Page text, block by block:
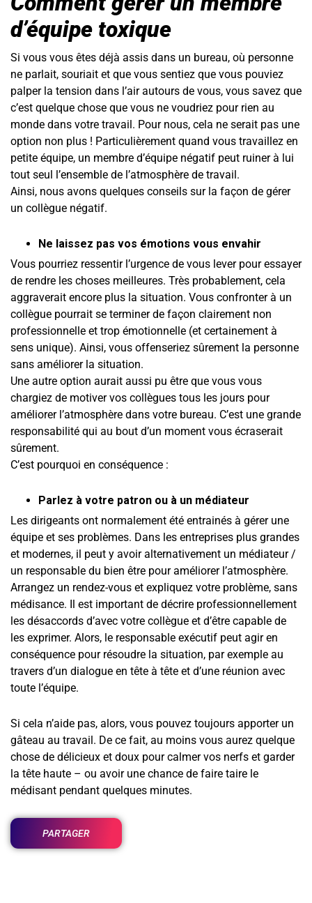
d’équipe toxique
Si vous vous êtes déjà assis dans un bureau, où personne
ne parlait, souriait et que vous sentiez que vous pouviez
palper la tension dans l’air autours de vous, vous savez que
c’est quelque chose que vous ne voudriez pour rien au
monde dans votre travail. Pour nous, cela ne serait pas une
option non plus ! Particulièrement quand vous travaillez en
petite équipe, un membre d’équipe négatif peut ruiner à lui
tout seul l’ensemble de l’atmosphère de travail.
Ainsi, nous avons quelques conseils sur la façon de gérer
un collègue négatif.
Ne laissez pas vos émotions vous envahir
Vous pourriez ressentir l’urgence de vous lever pour essayer
de rendre les choses meilleures. Très probablement, cela
aggraverait encore plus la situation. Vous confronter à un
collègue pourrait se terminer de façon clairement non
professionnelle et trop émotionnelle (et certainement à
sens unique). Ainsi, vous offenseriez sûrement la personne
sans améliorer la situation.
Une autre option aurait aussi pu être que vous vous
chargiez de motiver vos collègues tous les jours pour
améliorer l’atmosphère dans votre bureau. C’est une grande
responsabilité qui au bout d’un moment vous écraserait
sûrement.
C’est pourquoi en conséquence :
Parlez à votre patron ou à un médiateur
Les dirigeants ont normalement été entrainés à gérer une
équipe et ses problèmes. Dans les entreprises plus grandes
et modernes, il peut y avoir alternativement un médiateur /
un responsable du bien être pour améliorer l’atmosphère.
Arrangez un rendez-vous et expliquez votre problème, sans
médisance. Il est important de décrire professionnellement
les désaccords d’avec votre collègue et d’être capable de
les exprimer. Alors, le responsable exécutif peut agir en
conséquence pour résoudre la situation, par exemple au
travers d’un dialogue en tête à tête et d’une réunion avec
toute l’équipe.
Si cela n’aide pas, alors, vous pouvez toujours apporter un
gâteau au travail. De ce fait, au moins vous aurez quelque
chose de délicieux et doux pour calmer vos nerfs et garder
la tête haute – ou avoir une chance de faire taire le
médisant pendant quelques minutes.
PARTAGER